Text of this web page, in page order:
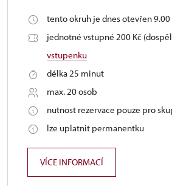
tento okruh je dnes otevřen 9.00
jednotné vstupné 200 Kč
vstupenku
délka 25 minut
max. 20 osob
nutnost rezervace pouze pro
lze uplatnit permanentku
VÍCE INFORMACÍ